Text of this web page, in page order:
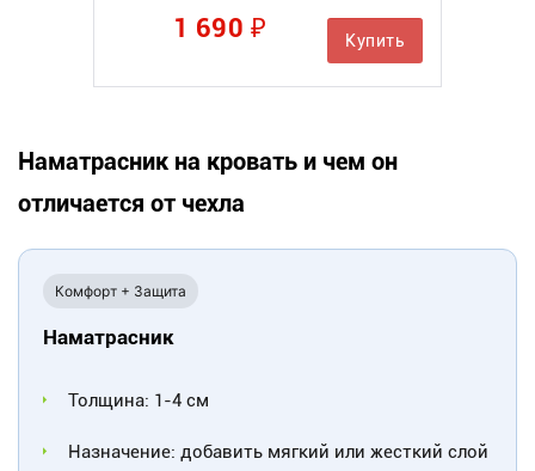
1 690 ₽ Купить
Наматрасник на кровать и чем он
отличается от чехла
Комфорт + Защита
Наматрасник
Толщина: 1-4 см
Назначение: добавить мягкий или жесткий слой